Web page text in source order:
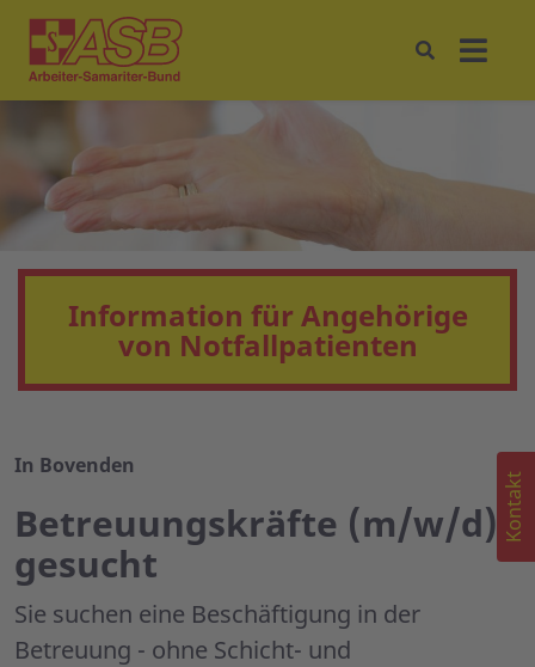
Information für Angehörige
von Notfallpatienten
In Bovenden
Betreuungskräfte (m/w/d)
gesucht
Sie suchen eine Beschäftigung in der
Betreuung - ohne Schicht- und
Kontakt